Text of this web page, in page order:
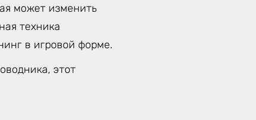
может изменить
техника
в игровой форме.
этот